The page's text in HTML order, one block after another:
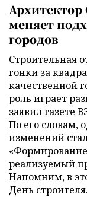
меняет
городов
Строительная
гонки за
качественной
роль играет
заявил газете
По его словам,
изменений
реализуемый
Напомним, в
День строителя.